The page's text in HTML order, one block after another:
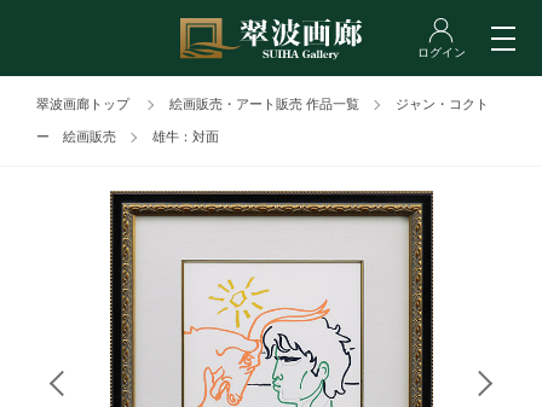
翠波画廊トップ 絵画販売・アート販売 作品一覧 ジャン・コクト
ー 絵画販売 雄牛：対面